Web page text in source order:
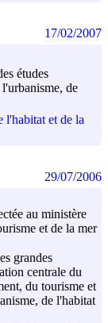
études
de
l'habitat et de la
17/02/2007
au ministère
et de la mer
grandes
centrale du
du tourisme et
de l'habitat
29/07/2006